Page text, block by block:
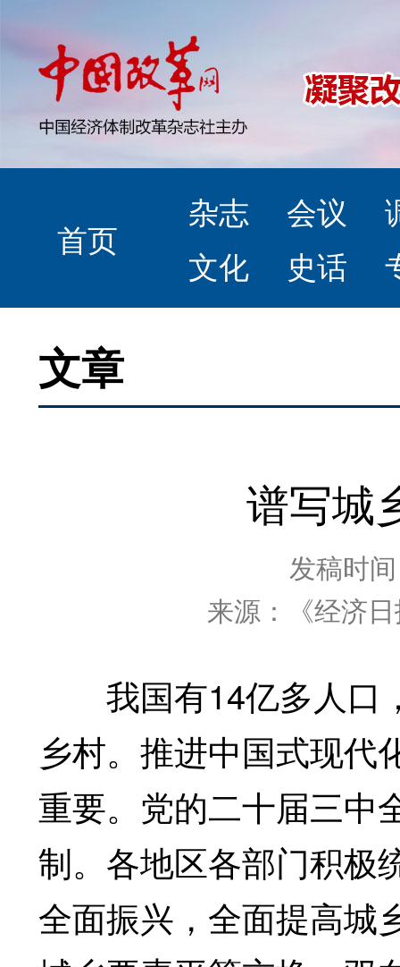
首页
杂志 会议
文化
史话
文章
谱写城
发稿时
来源：《经济
我国有14亿多人口
乡村。推进中国式现代
重要。党的二十届三中
制。各地区各部门积极
全面振兴，全面提高城